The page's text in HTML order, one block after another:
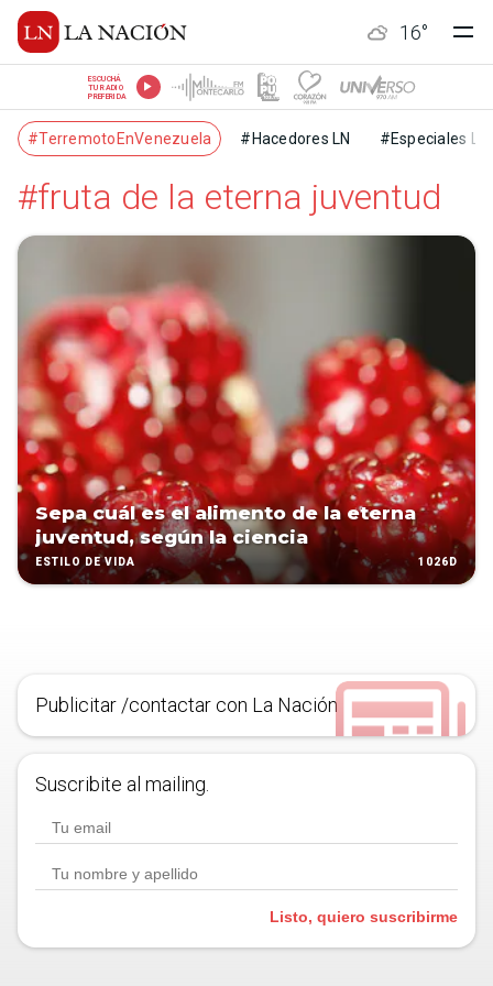
16°
ESCUCHÁ
TU RADIO
PREFERIDA
#TerremotoEnVenezuela #Hacedores LN #Especiales LN
#fruta de la eterna juventud
Sepa cuál es el alimento de la eterna
juventud, según la ciencia
ESTILO DE VIDA 1026D
Publicitar /contactar con La Nación
Suscribite al mailing.
Listo, quiero suscribirme